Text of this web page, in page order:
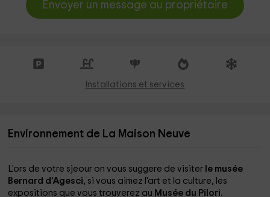
Envoyer un message au propriétaire
Installations et services
Environnement de La Maison Neuve
L'ors de votre sjeour on vous suggere de visiter le musée
Bernard d’Agesci, si vous aimez l'art et la culture, les
expositions que vous trouverez au Musée du Pilori.